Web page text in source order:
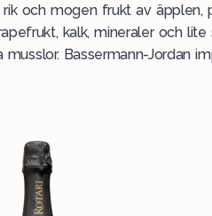
och mogen frukt av äpplen,
kalk, mineraler och
Bassermann-Jordan